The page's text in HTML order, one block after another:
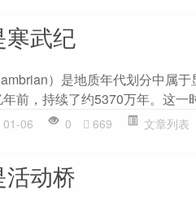
武纪
）是地质年代划分中属
前，持续了约5370万年。这一
01-06 0 669 文章列表
动桥